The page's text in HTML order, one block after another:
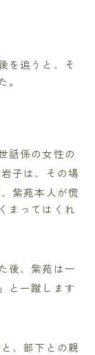
を追うと、そ
話係の女性の
子は、その場
紫苑本人が慌
まってはくれ
後、紫苑は一
と一蹴します
と、部下との親